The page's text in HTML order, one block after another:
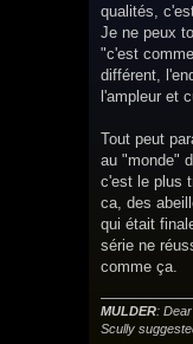
qualités,
Je ne peux
"c'est
différent,
l'ampleur et
Tout peut
au "monde"
c'est le plus
ca, des
qui était
série ne
comme ça.
MULDER:
Scully